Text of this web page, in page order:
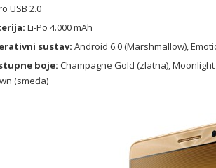
USB 2.0
Li-Po 4.000 mAh
sustav: Android 6.0 (Marshmallow),
boje: Champagne Gold (zlatna),
(smeđa)